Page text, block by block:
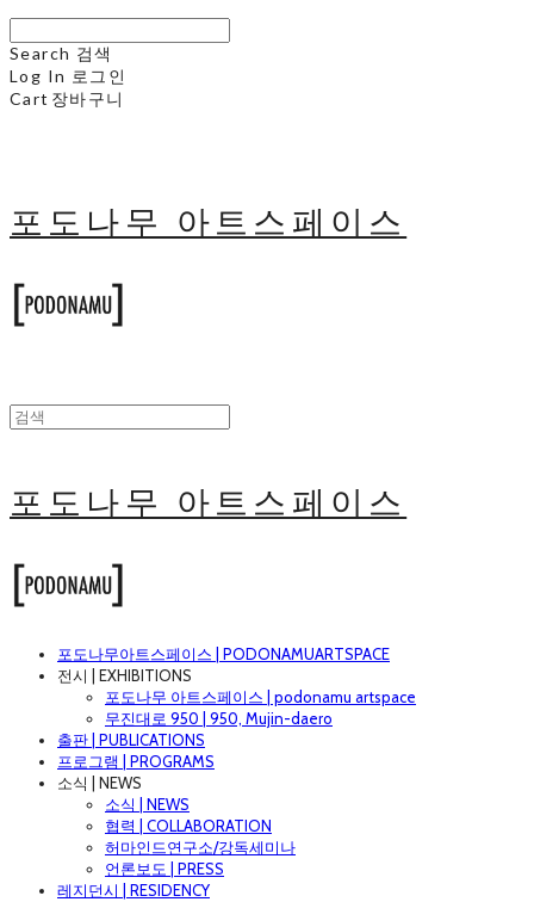
Search 검색
Log In 로그인
Cart 장바구니
포도나무 아트스페이스
포도나무 아트스페이스
포도나무아트스페이스 | PODONAMUARTSPACE
전시 | EXHIBITIONS
포도나무 아트스페이스 | podonamu artspace
무진대로 950 | 950, Mujin-daero
출판 | PUBLICATIONS
프로그램 | PROGRAMS
소식 | NEWS
소식 | NEWS
협력 | COLLABORATION
허마인드연구소/강독세미나
언론보도 | PRESS
레지던시 | RESIDENCY